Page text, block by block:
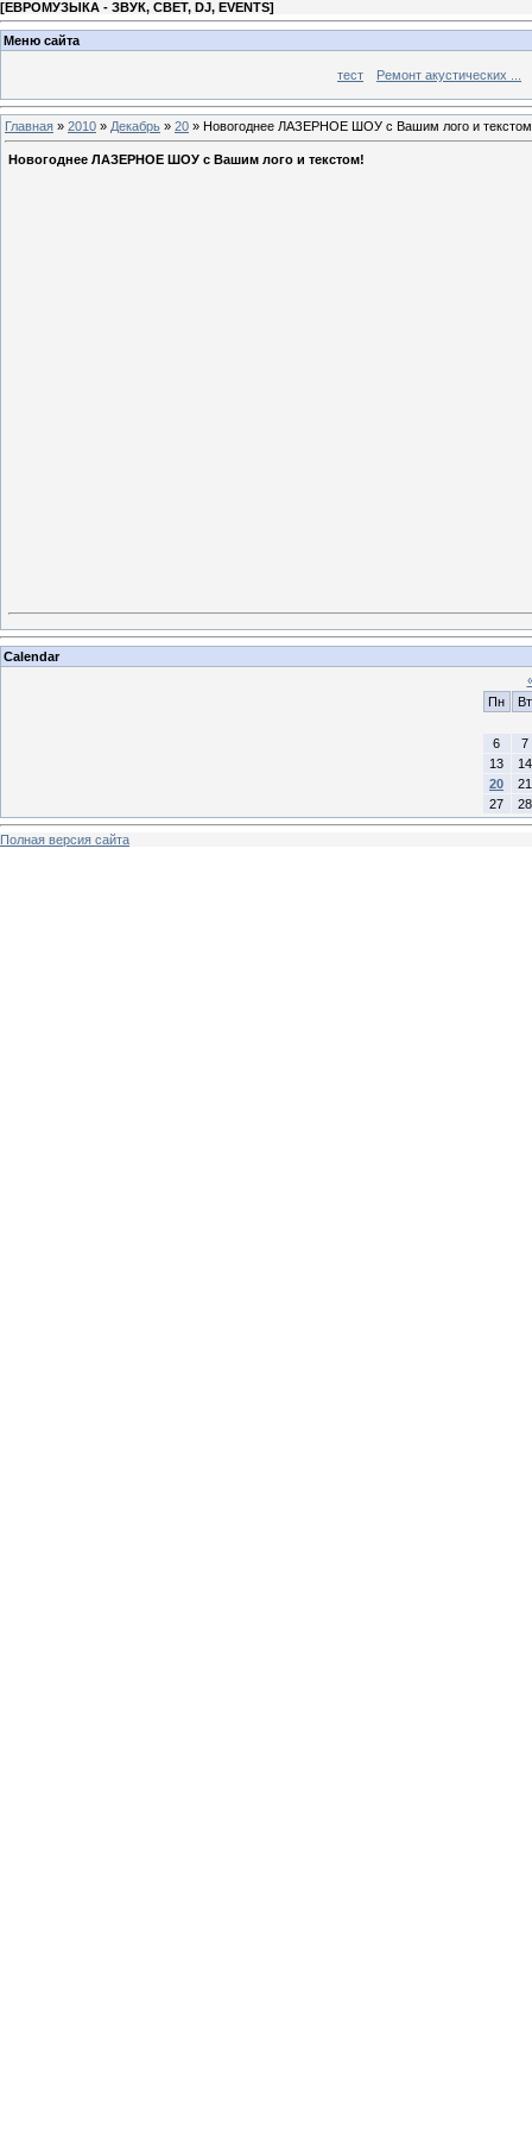
[ЕВРОМУЗЫКА - ЗВУК, СВЕТ, DJ, EVENTS]
Меню сайта
тест Ремонт акустических ...
Главная » 2010 » Декабрь » 20 » Новогоднее ЛАЗЕРНОЕ ШОУ с Вашим лого и
Новогоднее ЛАЗЕРНОЕ ШОУ с Вашим лого и текстом!
Calendar
Пн
Вт
6
7
13
14
20
21
27
28
Полная версия сайта